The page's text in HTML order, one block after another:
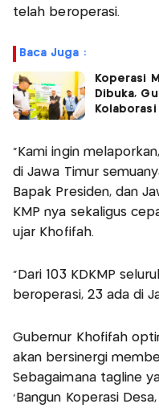
telah beroperasi.
Baca Juga :
Koperasi
Dibuka,
Kolaborasi
"Kami ingin
di Jawa Timur
Bapak Presiden, dan
KMP nya sekaligus
ujar Khofifah.
"Dari 103 KDKMP
beroperasi, 23 ada di
Gubernur Khofifah
akan bersinergi
Sebagaimana tagline
'Bangun Koperasi